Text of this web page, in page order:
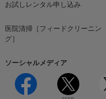
お試しレンタル申し込み
医院清掃［フィードクリーニン
グ］
ソーシャルメディア